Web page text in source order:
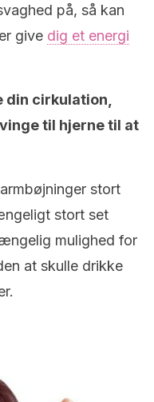
på, så kan
give dig et energi
cirkulation,
til hjerne til at
stort
stort set
mulighed for
at skulle drikke